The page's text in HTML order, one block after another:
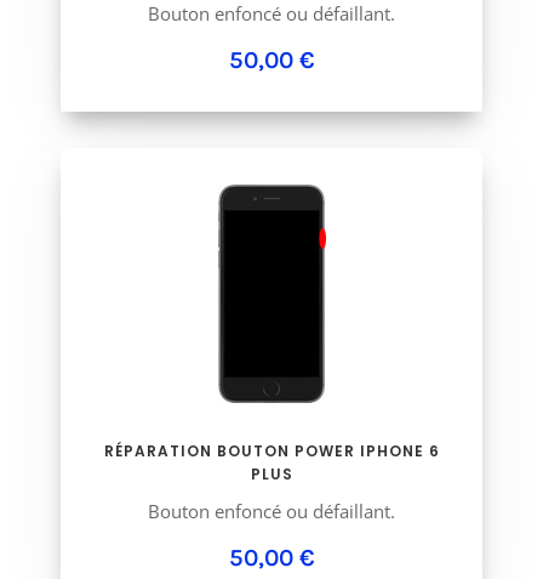
Bouton enfoncé ou défaillant.
50,00 €
RÉPARATION BOUTON POWER IPHONE 6
PLUS
Bouton enfoncé ou défaillant.
50,00 €